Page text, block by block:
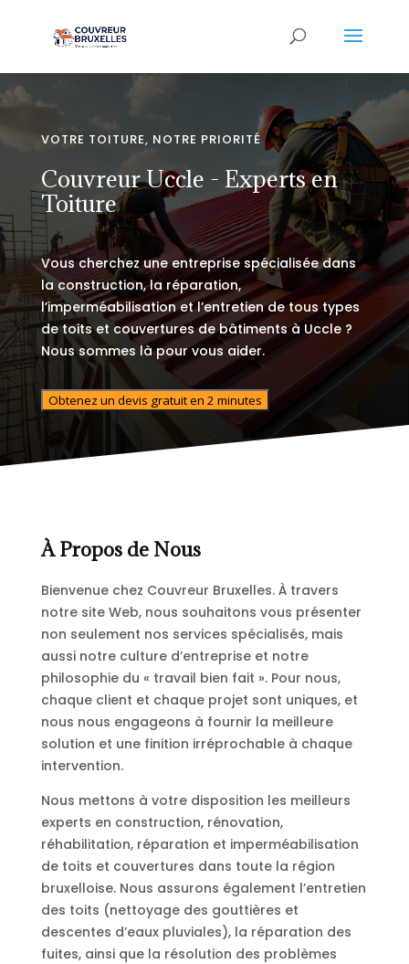
VOTRE TOITURE, NOTRE PRIORITÉ
Couvreur Uccle - Experts en
Toiture
Vous cherchez une entreprise spécialisée dans
la construction, la réparation,
l’imperméabilisation et l’entretien de tous types
de toits et couvertures de bâtiments à Uccle ?
Nous sommes là pour vous aider.
Obtenez un devis gratuit en 2 minutes
À Propos de Nous
Bienvenue chez Couvreur Bruxelles. À travers
notre site Web, nous souhaitons vous présenter
non seulement nos services spécialisés, mais
aussi notre culture d’entreprise et notre
philosophie du « travail bien fait ». Pour nous,
chaque client et chaque projet sont uniques, et
nous nous engageons à fournir la meilleure
solution et une finition irréprochable à chaque
intervention.
Nous mettons à votre disposition les meilleurs
experts en construction, rénovation,
réhabilitation, réparation et imperméabilisation
de toits et couvertures dans toute la région
bruxelloise. Nous assurons également l’entretien
des toits (nettoyage des gouttières et
descentes d’eaux pluviales), la réparation des
fuites, ainsi que la résolution des problèmes